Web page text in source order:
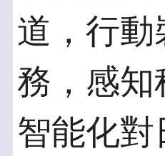
道，行動
務，感知
智能化